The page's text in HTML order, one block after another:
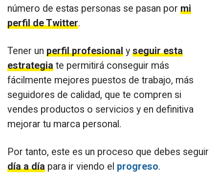
número de estas personas se pasan por mi
perfil de Twitter.
Tener un perfil profesional y seguir esta
estrategia te permitirá conseguir más
fácilmente mejores puestos de trabajo, más
seguidores de calidad, que te compren si
vendes productos o servicios y en definitiva
mejorar tu marca personal.
Por tanto, este es un proceso que debes seguir
día a día para ir viendo el progreso.